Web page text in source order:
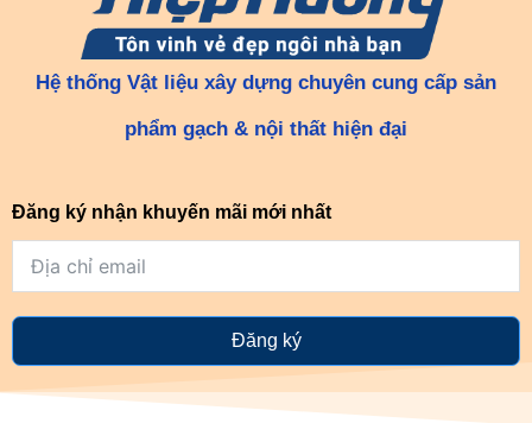
Hệ thống Vật liệu xây dựng chuyên cung cấp sản
phẩm gạch & nội thất hiện đại
Đăng ký nhận khuyến mãi mới nhất
Đăng ký